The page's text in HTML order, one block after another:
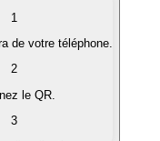
vous intéressent
en monnaie
1
de votre téléphone.
2
le QR.
3